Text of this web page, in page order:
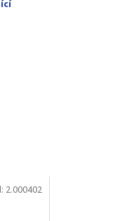
2.000402